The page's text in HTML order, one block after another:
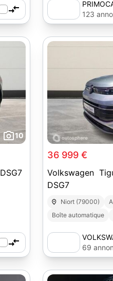
123
10
36 999 €
Volkswagen
DSG7
Niort (79000)
Boîte automatique
69